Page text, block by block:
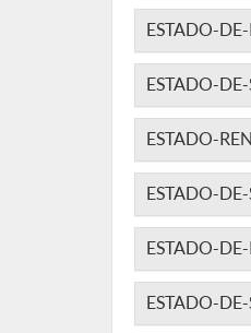
ESTADO-
ESTADO-
ESTADO-
ESTADO-
ESTADO-
ESTADO-